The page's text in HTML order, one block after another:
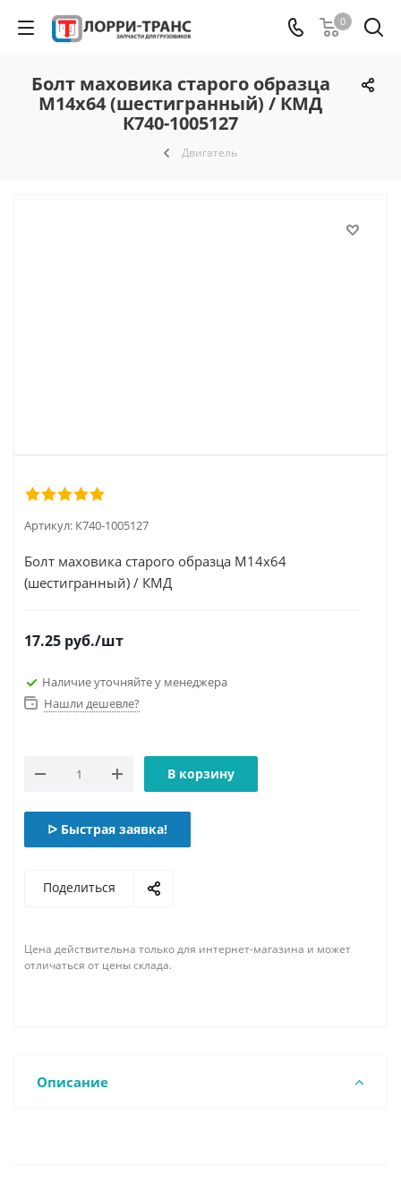
0
Болт маховика старого образца
М14х64 (шестигранный) / КМД
К740-1005127
Двигатель
Артикул: К740-1005127
Болт маховика старого образца М14х64
(шестигранный) / КМД
17.25 руб./шт
Наличие уточняйте у менеджера
Нашли дешевле?
В корзину
ᐅ Быстрая заявка!
Поделиться
Цена действительна только для интернет-магазина и может
отличаться от цены склада.
Описание